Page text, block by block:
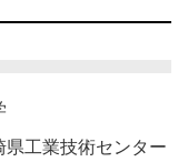
工業技術センター